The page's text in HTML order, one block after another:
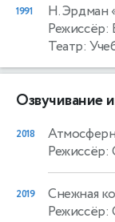
1991 Н. Эрдман
Театр:
Озвучивание
2018
Режиссёр:
2019 Снежная
Режиссёр: